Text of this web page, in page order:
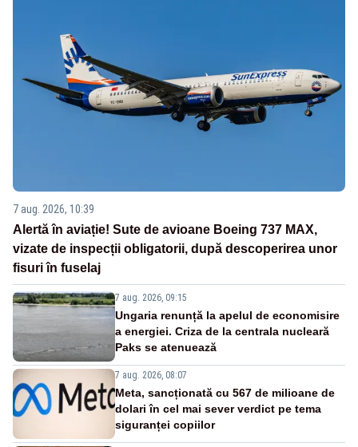
7 aug. 2026, 10:39
Alertă în aviație! Sute de avioane Boeing 737 MAX,
vizate de inspecții obligatorii, după descoperirea unor
fisuri în fuselaj
7 aug. 2026, 09:15
Ungaria renunță la apelul de economisire
a energiei. Criza de la centrala nucleară
Paks se atenuează
7 aug. 2026, 08:07
Meta, sancționată cu 567 de milioane de
dolari în cel mai sever verdict pe tema
siguranței copiilor